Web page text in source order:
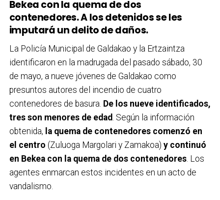
Bekea con la quema de dos
contenedores. A los detenidos se les
imputará un delito de daños.
La Policía Municipal de Galdakao y la Ertzaintza
identificaron en la madrugada del pasado sábado, 30
de mayo, a nueve jóvenes de Galdakao como
presuntos autores del incendio de cuatro
contenedores de basura. De los nueve identificados,
tres son menores de edad . Según la información
obtenida, la quema de contenedores comenzó en
el centro (Zuluoga Margolari y Zamakoa) y continuó
en Bekea con la quema de dos contenedores. Los
agentes enmarcan estos incidentes en un acto de
vandalismo.